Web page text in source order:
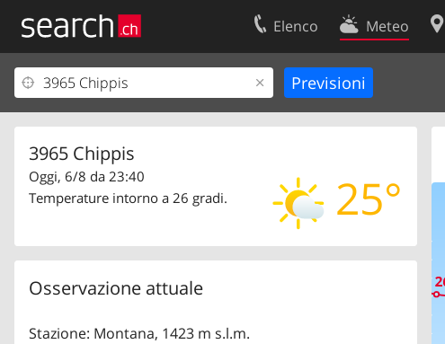
Elenco Meteo
3965 Chippis
25°
Oggi, 6/8 da 23:40
Temperature intorno a 26 gradi.
Osservazione attuale
Stazione: Montana, 1423 m s.l.m.
Il vostro profolio
Area clienti
Informazioni Legali
Contatti
Condizioni d’uso